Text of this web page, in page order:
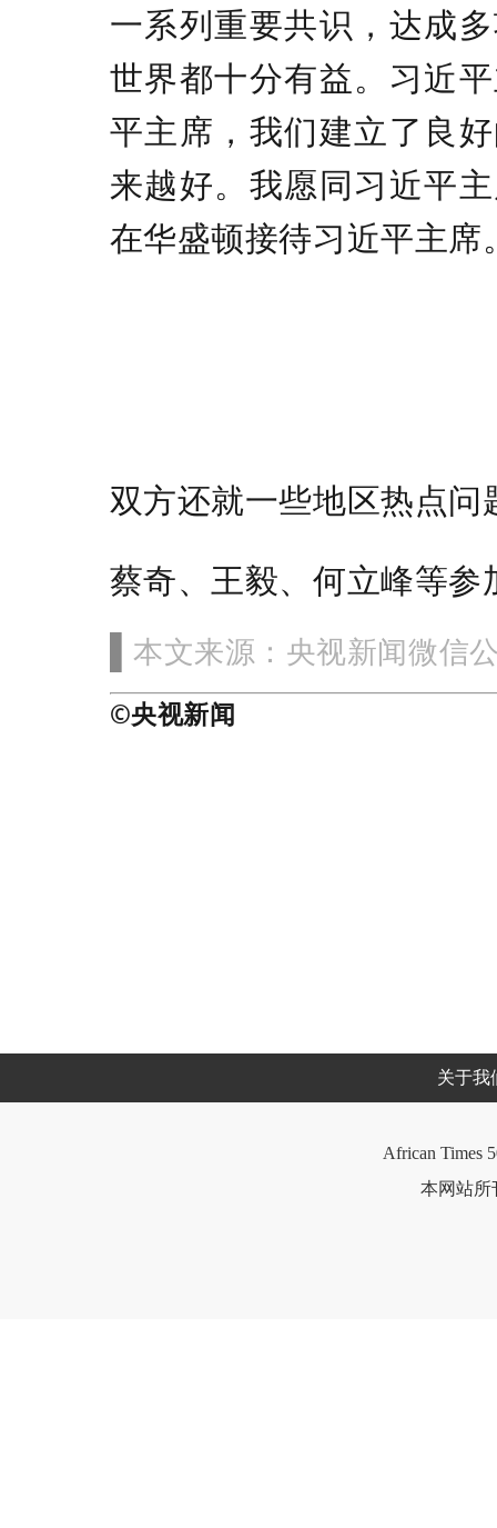
一系列重要共识，达成
世界都十分有益。习近
平主席，我们建立了良
来越好。我愿同习近平
在华盛顿接待习近平主席
双方还就一些地区热点问
蔡奇、王毅、何立峰等参
本文来源： 央视新闻微信
©央视新闻
关于我
African Times
本网站所